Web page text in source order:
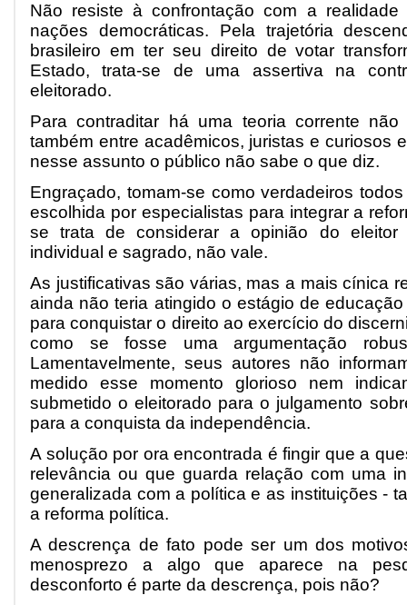
Não resiste à confrontação com a
nações democráticas. Pela trajetória
brasileiro em ter seu direito de votar
Estado, trata-se de uma assertiva na
eleitorado.
Para contraditar há uma teoria corrente
também entre acadêmicos, juristas e curiosos
nesse assunto o público não sabe o que diz.
Engraçado, tomam-se como verdadeiros
escolhida por especialistas para integrar a
se trata de considerar a opinião do
individual e sagrado, não vale.
As justificativas são várias, mas a mais cínica
ainda não teria atingido o estágio de
para conquistar o direito ao exercício do
como se fosse uma argumentação
Lamentavelmente, seus autores não
medido esse momento glorioso nem
submetido o eleitorado para o julgamento
para a conquista da independência.
A solução por ora encontrada é fingir que a
relevância ou que guarda relação com uma
generalizada com a política e as instituições -
a reforma política.
A descrença de fato pode ser um dos
menosprezo a algo que aparece na
desconforto é parte da descrença, pois não?